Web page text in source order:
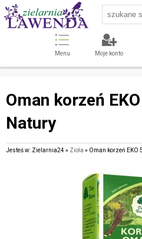
Menu Moje konto
Oman korzeń
Natury
Jesteś w: Zielarnia24 » Zioła » Oman korzeń EKO